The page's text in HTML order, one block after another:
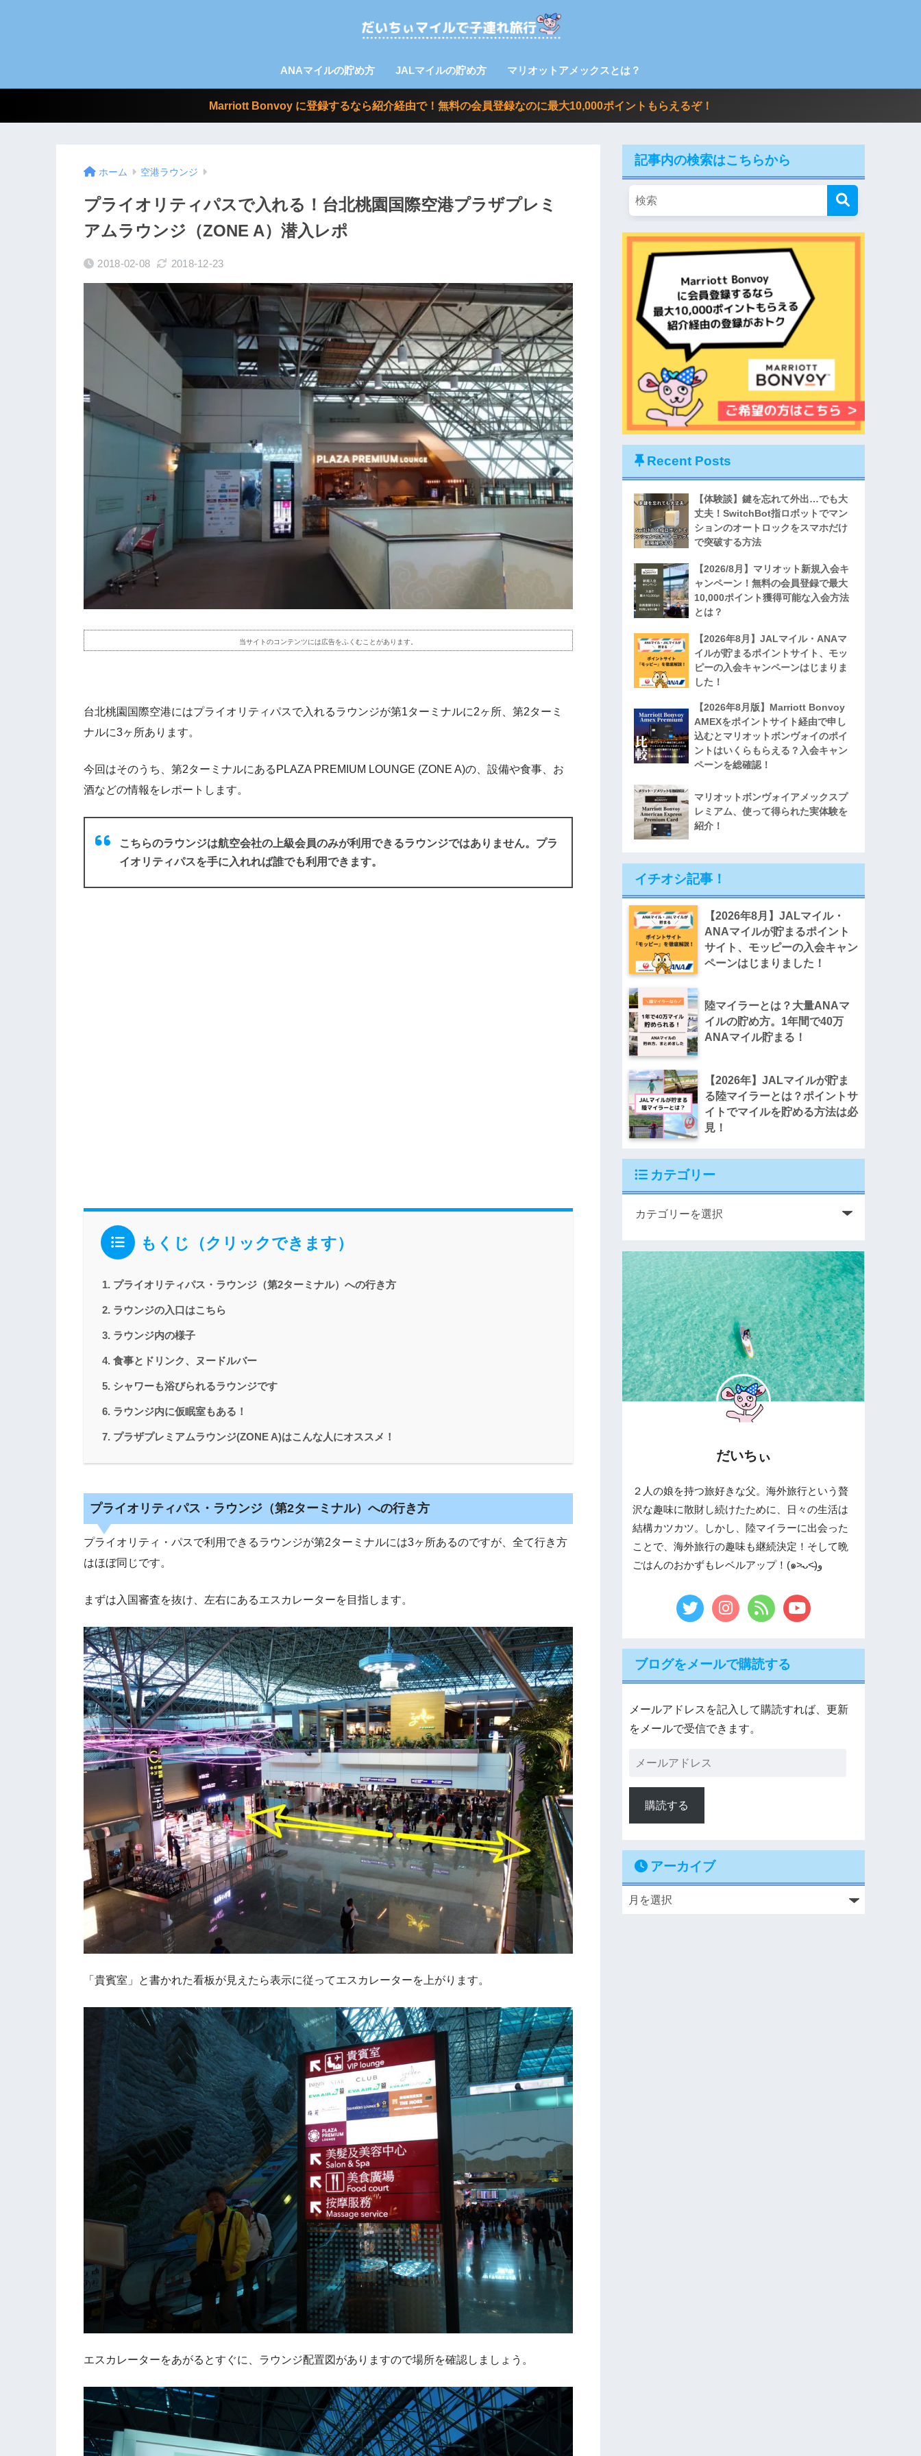
ANAマイルの貯め方 JALマイルの貯め方 マリオットアメックスとは？
Marriott Bonvoy に登録するなら紹介経由で！無料の会員登録なのに最大10,000ポイントもらえるぞ！
ホーム 空港ラウンジ
プライオリティパスで入れる！台北桃園国際空港プラザプレミ
アムラウンジ（ZONE A）潜入レポ
2018-02-08 2018-12-23
当サイトのコンテンツには広告をふくむことがあります。
台北桃園国際空港にはプライオリティパスで入れるラウンジが第1ターミナルに2ヶ所、第2ターミ
ナルに3ヶ所あります。
今回はそのうち、第2ターミナルにあるPLAZA PREMIUM LOUNGE (ZONE A)の、設備や食事、お
酒などの情報をレポートします。
こちらのラウンジは航空会社の上級会員のみが利用できるラウンジではありません。プラ
イオリティパスを手に入れれば誰でも利用できます。
もくじ（クリックできます）
プライオリティパス・ラウンジ（第2ターミナル）への行き方
ラウンジの入口はこちら
ラウンジ内の様子
食事とドリンク、ヌードルバー
シャワーも浴びられるラウンジです
ラウンジ内に仮眠室もある！
プラザプレミアムラウンジ(ZONE A)はこんな人にオススメ！
プライオリティパス・ラウンジ（第2ターミナル）への行き方
プライオリティ・パスで利用できるラウンジが第2ターミナルには3ヶ所あるのですが、全て行き方
はほぼ同じです。
まずは入国審査を抜け、左右にあるエスカレーターを目指します。
「貴賓室」と書かれた看板が見えたら表示に従ってエスカレーターを上がります。
エスカレーターをあがるとすぐに、ラウンジ配置図がありますので場所を確認しましょう。
記事内の検索はこちらから
Recent Posts
【体験談】鍵を忘れて外出…でも大
丈夫！SwitchBot指ロボットでマン
ションのオートロックをスマホだけ
で突破する方法
【2026/8月】マリオット新規入会キ
ャンペーン！無料の会員登録で最大
10,000ポイント獲得可能な入会方法
とは？
【2026年8月】JALマイル・ANAマ
イルが貯まるポイントサイト、モッ
ピーの入会キャンペーンはじまりま
した！
【2026年8月版】Marriott Bonvoy
AMEXをポイントサイト経由で申し
込むとマリオットボンヴォイのポイ
ントはいくらもらえる？入会キャン
ペーンを総確認！
マリオットボンヴォイアメックスプ
レミアム、使って得られた実体験を
紹介！
イチオシ記事！
【2026年8月】JALマイル・
ANAマイルが貯まるポイント
サイト、モッピーの入会キャン
ペーンはじまりました！
陸マイラーとは？大量ANAマ
イルの貯め方。1年間で40万
ANAマイル貯まる！
【2026年】JALマイルが貯ま
る陸マイラーとは？ポイントサ
イトでマイルを貯める方法は必
見！
カテゴリー
だいちぃ
２人の娘を持つ旅好きな父。海外旅行という贅
沢な趣味に散財し続けたために、日々の生活は
結構カツカツ。しかし、陸マイラーに出会った
ことで、海外旅行の趣味も継続決定！そして晩
ごはんのおかずもレベルアップ！(๑˃̵ᴗ˂̵)و
ブログをメールで購読する
メールアドレスを記入して購読すれば、更新
をメールで受信できます。
購読する
アーカイブ